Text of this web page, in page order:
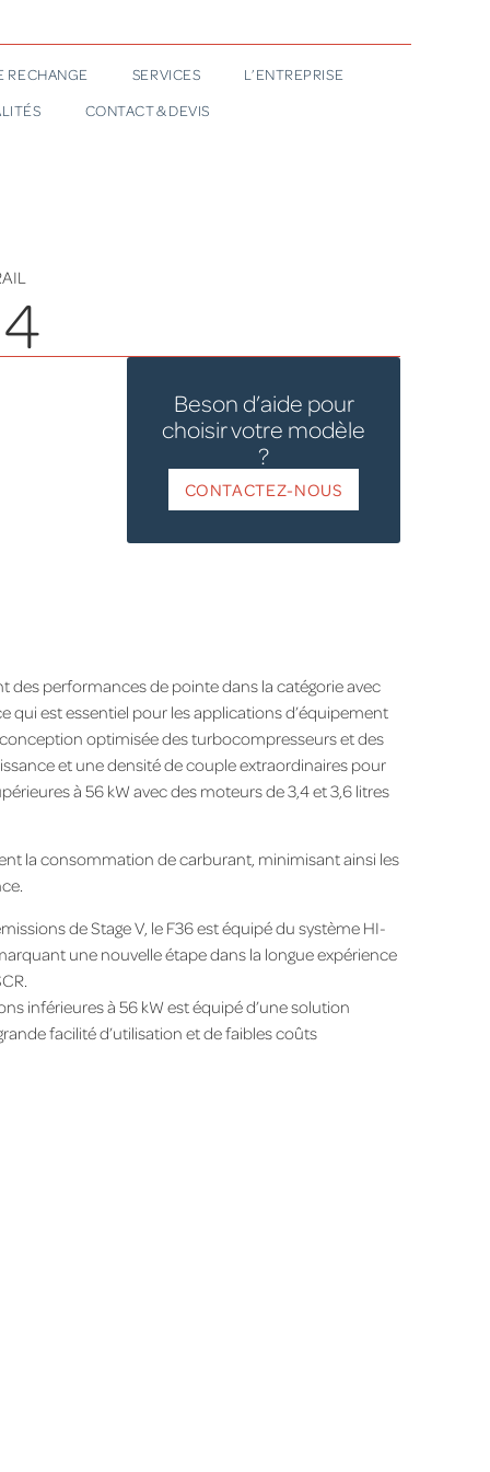
RECHANGE SERVICES
L’ENTREPRISE
CONTACT & DEVIS
Beson d’aide pour
choisir votre modèle
?
CONTACTEZ-NOUS
des performances de pointe dans la catégorie avec
qui est essentiel pour les applications d’équipement
optimisée des turbocompresseurs et des
et une densité de couple extraordinaires pour
à 56 kW avec des moteurs de 3,4 et 3,6 litres
la consommation de carburant, minimisant ainsi les
de Stage V, le F36 est équipé du système HI-
une nouvelle étape dans la longue expérience
inférieures à 56 kW est équipé d’une solution
facilité d’utilisation et de faibles coûts